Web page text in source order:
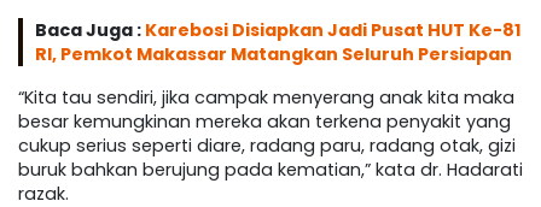
Baca Juga : Karebosi Disiapkan Jadi Pusat HUT Ke-81
RI, Pemkot Makassar Matangkan Seluruh Persiapan
“Kita tau sendiri, jika campak menyerang anak kita maka
besar kemungkinan mereka akan terkena penyakit yang
cukup serius seperti diare, radang paru, radang otak, gizi
buruk bahkan berujung pada kematian,” kata dr. Hadarati
razak.